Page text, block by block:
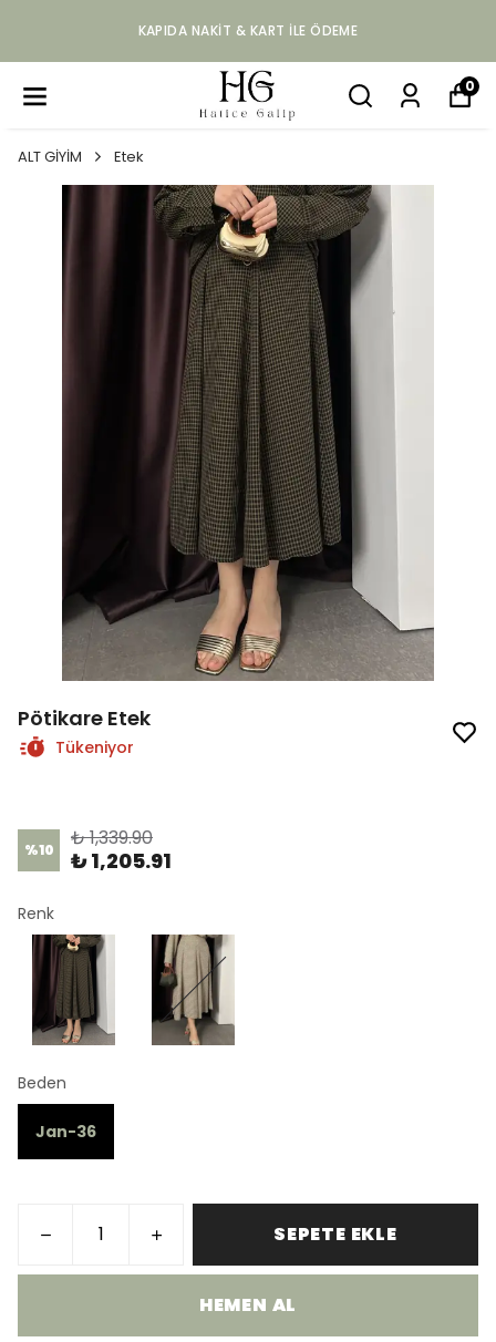
KAPIDA NAKIT & KART ILE ÖDEME
0
ALT GİYİM Etek
Pötikare Etek
Tükeniyor
%10 ₺ 1,339.90
₺ 1,205.91
Renk
Beden
Jan-36
SEPETE EKLE
HEMEN AL